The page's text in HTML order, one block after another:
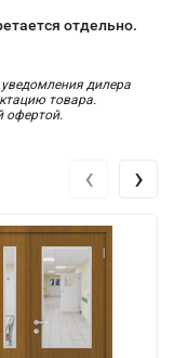
отдельно.
дилера
товара.
офертой.
‹ ›